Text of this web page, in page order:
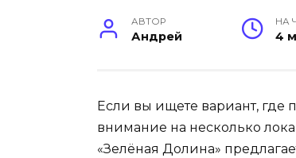
АВТОР
Андрей
НА
4
Если вы ищете вариант, где
внимание на несколько
«Зелёная Долина»